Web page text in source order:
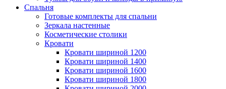
Спальня
Готовые комплекты для спальни
Зеркала настенные
Косметические столики
Кровати
Кровати шириной 1200
Кровати шириной 1400
Кровати шириной 1600
Кровати шириной 1800